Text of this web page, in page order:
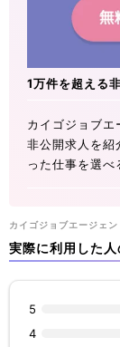
1万件を超える
カイゴジョブエ
非公開求人を紹
った仕事を選べ
カイゴジョブエージェ
実際に利用した
5
4